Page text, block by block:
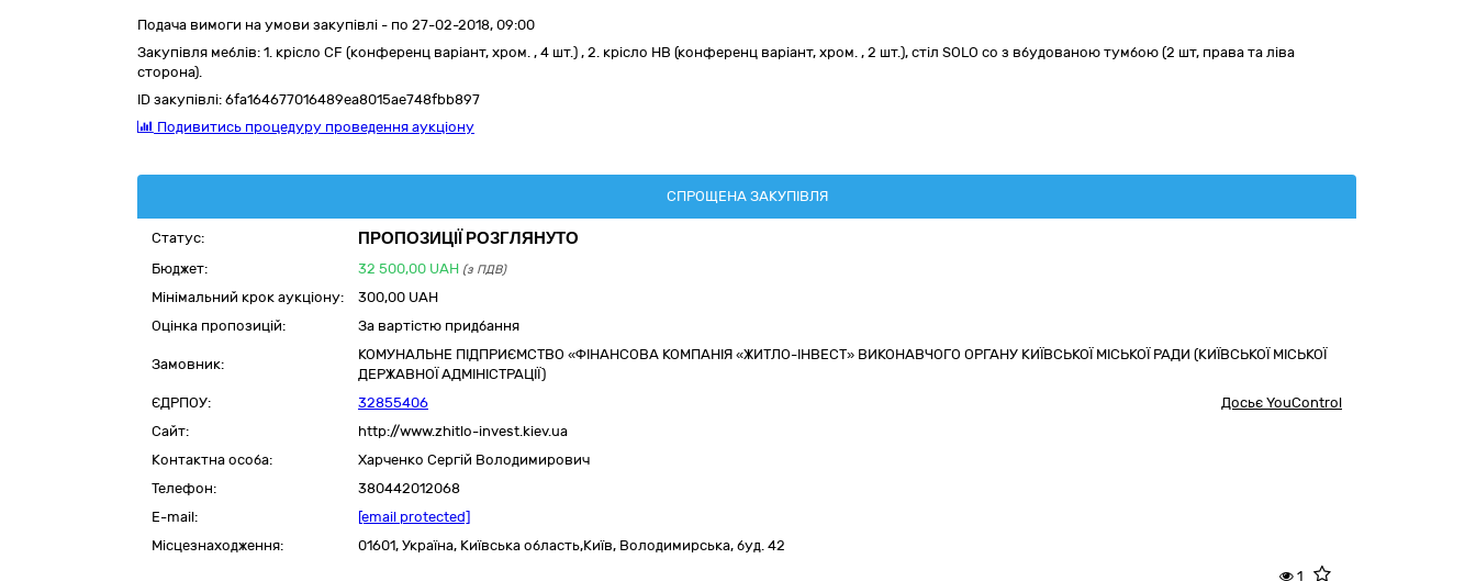
Подача вимоги на умови закупівлі - по 27-02-2018, 09:00
Закупівля меблів: 1. крісло CF (конференц варіант, хром. , 4 шт.) , 2. крісло НВ (конференц варіант, хром. , 2 шт.), стіл SOLO со з вбудованою тумбою (2 шт, права та ліва
сторона).
ID закупівлі: 6fa164677016489ea8015ae748fbb897
Подивитись процедуру проведення аукціону
СПРОЩЕНА ЗАКУПІВЛЯ
Статус: ПРОПОЗИЦІЇ РОЗГЛЯНУТО
Бюджет: 32 500,00 UAH (з ПДВ)
Мінімальний крок аукціону:
300,00 UAH
Оцінка пропозицій:
За вартістю придбання
Замовник:
КОМУНАЛЬНЕ ПІДПРИЄМСТВО «ФІНАНСОВА КОМПАНІЯ «ЖИТЛО-ІНВЕСТ» ВИКОНАВЧОГО ОРГАНУ КИЇВСЬКОЇ МІСЬКОЇ РАДИ (КИЇВСЬКОЇ МІСЬКОЇ
ДЕРЖАВНОЇ АДМІНІСТРАЦІЇ)
ЄДРПОУ:
32855406
Досьє YouControl
Сайт:
http://www.zhitlo-invest.kiev.ua
Контактна особа:
Харченко Сергій Володимирович
Телефон:
380442012068
E-mail:
[email protected]
Місцезнаходження:
01601, Україна, Київська область,Київ, Володимирська, буд. 42
1